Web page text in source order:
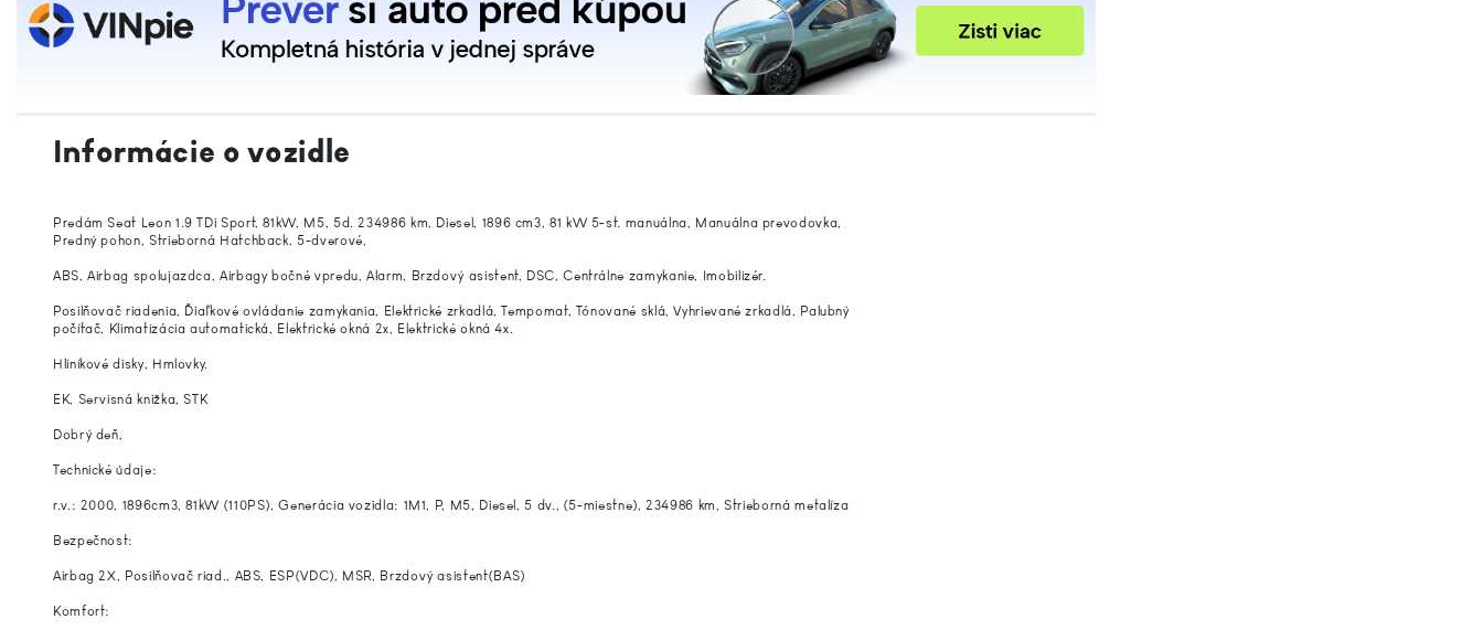
Informácie o vozidle
Predám Seat Leon 1.9 TDi Sport, 81kW, M5, 5d. 234986 km, Diesel, 1896 cm3, 81 kW 5-st. manuálna, Manuálna prevodovka,
Predný pohon, Strieborná Hatchback, 5-dverové,
ABS, Airbag spolujazdca, Airbagy bočné vpredu, Alarm, Brzdový asistent, DSC, Centrálne zamykanie, Imobilizér.
Posilňovač riadenia, Ďiaľkové ovládanie zamykania, Elektrické zrkadlá, Tempomat, Tónované sklá, Vyhrievané zrkadlá, Palubný
počítač, Klimatizácia automatická, Elektrické okná 2x, Elektrické okná 4x.
Hliníkové disky, Hmlovky.
EK, Servisná knižka, STK
Dobrý deň,
Technické údaje:
r.v.: 2000, 1896cm3, 81kW (110PS), Generácia vozidla: 1M1, P, M5, Diesel, 5 dv., (5-miestne), 234986 km, Strieborná metalíza
Bezpečnost:
Airbag 2X, Posilňovač riad., ABS, ESP(VDC), MSR, Brzdový asistent(BAS)
Komfort: